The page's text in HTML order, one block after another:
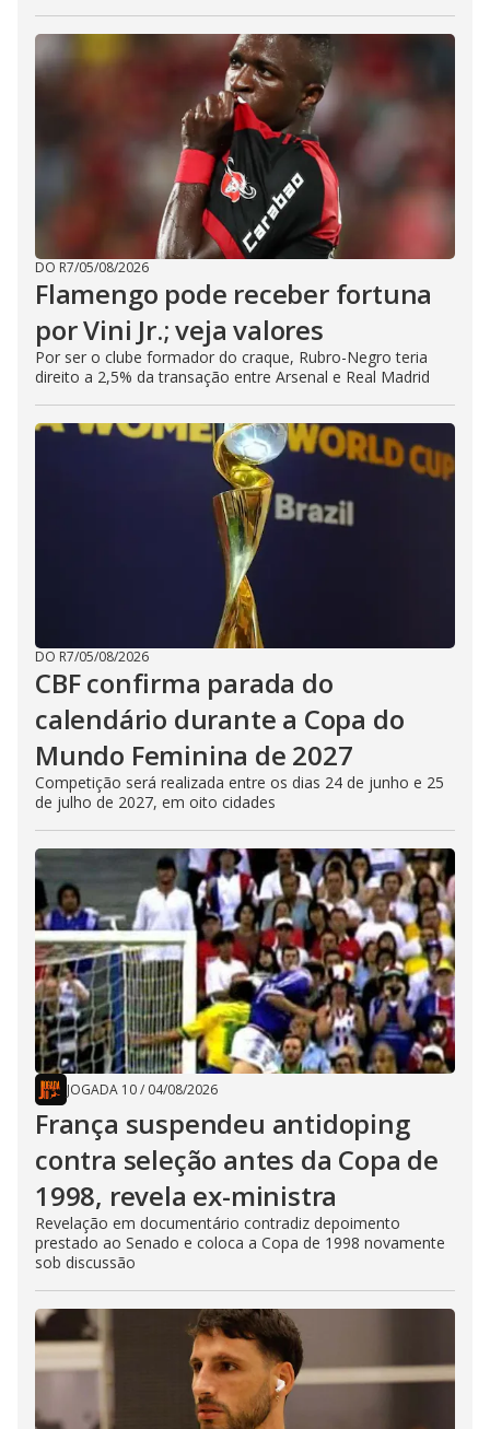
DO R7/05/08/2026
Flamengo pode receber fortuna
por Vini Jr.; veja valores
Por ser o clube formador do craque, Rubro-Negro teria
direito a 2,5% da transação entre Arsenal e Real Madrid
DO R7/05/08/2026
CBF confirma parada do
calendário durante a Copa do
Mundo Feminina de 2027
Competição será realizada entre os dias 24 de junho e 25
de julho de 2027, em oito cidades
JOGADA 10/ 04/08/2026
França suspendeu antidoping
contra seleção antes da Copa de
1998, revela ex-ministra
Revelação em documentário contradiz depoimento
prestado ao Senado e coloca a Copa de 1998 novamente
sob discussão